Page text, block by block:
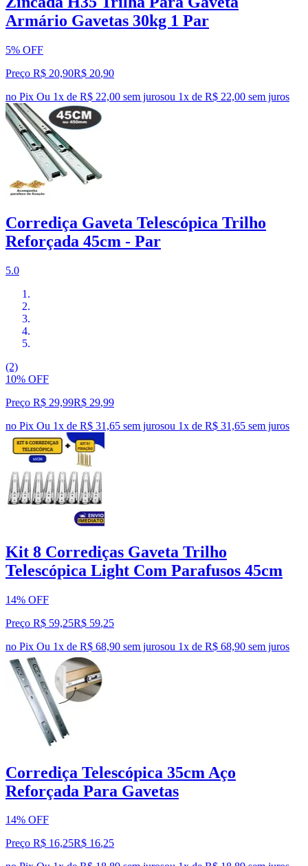
Armário Gavetas 30kg 1 Par
5% OFF
Preço R$ 20,90R$ 20,90
no Pix Ou 1x de R$ 22,00 sem jurosou 1x de R$ 22,00 sem juros
Corrediça Gaveta Telescópica Trilho
Reforçada 45cm - Par
5.0
(2)
10% OFF
Preço R$ 29,99R$ 29,99
no Pix Ou 1x de R$ 31,65 sem jurosou 1x de R$ 31,65 sem juros
Kit 8 Corrediças Gaveta Trilho
Telescópica Light Com Parafusos 45cm
14% OFF
Preço R$ 59,25R$ 59,25
no Pix Ou 1x de R$ 68,90 sem jurosou 1x de R$ 68,90 sem juros
Corrediça Telescópica 35cm Aço
Reforçada Para Gavetas
14% OFF
Preço R$ 16,25R$ 16,25